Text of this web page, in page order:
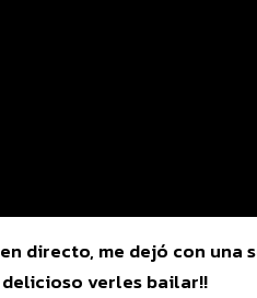
directo, me dejó con
verles bailar!!